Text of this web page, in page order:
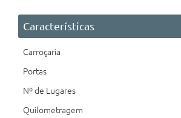
Características
Carroçaria
Portas
Nº de Lugares
Quilometragem